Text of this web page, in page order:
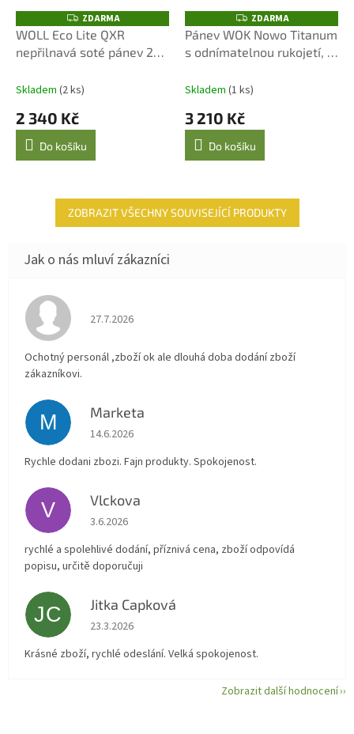
Z
D
A
R
ZDARMA
WOLL Eco Lite QXR
nepřilnavá soté pánev 28
rukojetí
Skladem (2 ks)
2 340 Kč
Do košíku
Z
D
A
R
ZDARMA
Pánev WOK Nowo Titanum
s odnímatelnou rukojetí, p.
Skladem (1 ks)
3 210 Kč
Do košíku
ZOBRAZIT VŠECHNY SOUVISEJÍCÍ PRODUKTY
Hodnocení obchodu je 4 z 5 hvězdiček.
27.7.2026
Ochotný personál ,zboží ok ale dlouhá doba dodání zboží
zákazníkovi.
M Marketa
Hodnocení obchodu je 5 z 5 hvězdiček.
14.6.2026
Rychle dodani zbozi. Fajn produkty. Spokojenost.
V Vlckova
Hodnocení obchodu je 5 z 5 hvězdiček.
3.6.2026
rychlé a spolehlivé dodání, příznivá cena, zboží odpovídá
popisu, určitě doporučuji
JC Jitka Capková
Hodnocení obchodu je 5 z 5 hvězdiček.
23.3.2026
Krásné zboží, rychlé odeslání. Velká spokojenost.
Zobrazit další hodnocení